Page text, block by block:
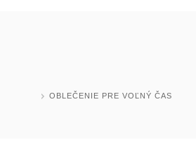
OBLEČENIE PRE VOĽNÝ ČAS